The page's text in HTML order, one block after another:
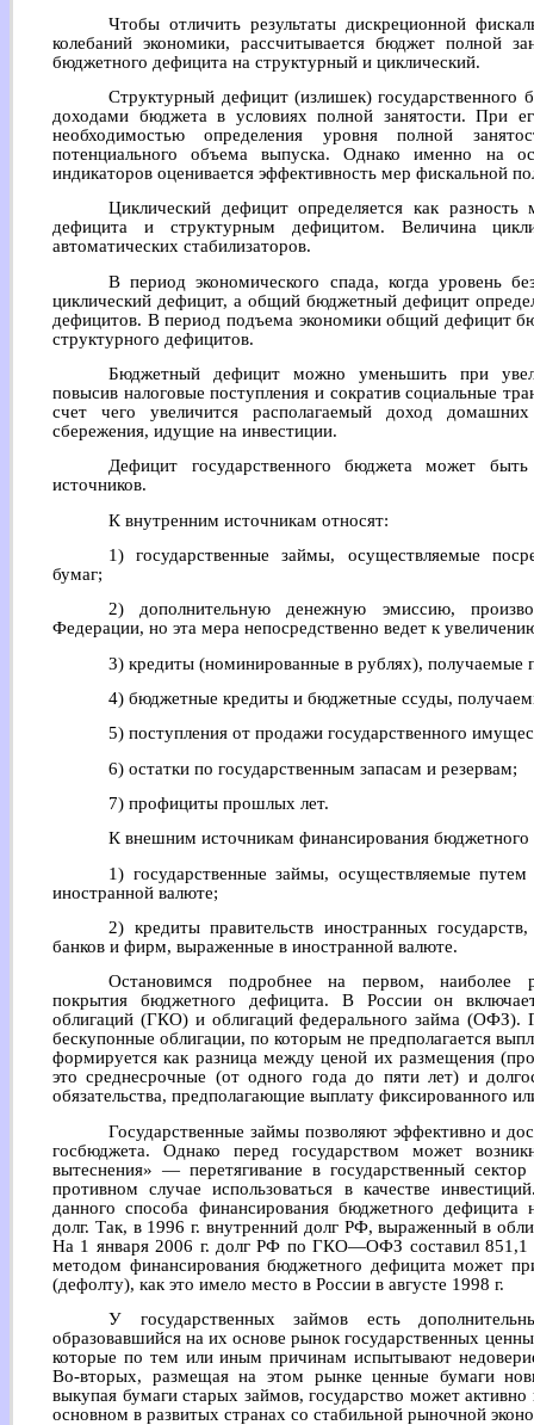
Чтобы отличить результаты дискреционной
колебаний экономики, рассчитывается бюджет полной
бюджетного дефицита на структурный и циклический.
Структурный дефицит (излишек)
доходами бюджета в условиях полной занятости. При
необходимостью определения уровня полной
потенциального объема выпуска. Однако именно на
индикаторов оценивается эффективность мер фискальной
Циклический дефицит определяется как
дефицита и структурным дефицитом. Величина
автоматических стабилизаторов.
В период экономического спада, когда уровень
циклический дефицит, а общий бюджетный дефицит
дефицитов. В период подъема экономики общий дефицит
структурного дефицитов.
Бюджетный дефицит можно уменьшить при
повысив налоговые поступления и сократив социальные
счет чего увеличится располагаемый доход
сбережения, идущие на инвестиции.
Дефицит государственного бюджета может
источников.
К внутренним источникам относят:
1) государственные займы, осуществляемые
бумаг;
2) дополнительную денежную эмиссию,
Федерации, но эта мера непосредственно ведет к
3) кредиты (номинированные в рублях), получаемые
4) бюджетные кредиты и бюджетные ссуды,
5) поступления от продажи государственного
6) остатки по государственным запасам и резервам;
7) профициты прошлых лет.
К внешним источникам финансирования бюджетного
1) государственные займы, осуществляемые
иностранной валюте;
2) кредиты правительств иностранных
банков и фирм, выраженные в иностранной валюте.
Остановимся подробнее на первом, наиболее
покрытия бюджетного дефицита. В России он
облигаций (ГКО) и облигаций федерального займа
бескупонные облигации, по которым не предполагается
формируется как разница между ценой их размещения
это среднесрочные (от одного года до пяти лет) и
обязательства, предполагающие выплату фиксированного
Государственные займы позволяют эффективно и
госбюджета. Однако перед государством может
вытеснения» — перетягивание в государственный
противном случае использоваться в качестве
данного способа финансирования бюджетного дефицита
долг. Так, в 1996 г. внутренний долг РФ, выраженный в
На 1 января 2006 г. долг РФ по ГКО—ОФЗ составил 851,1
методом финансирования бюджетного дефицита может
(дефолту), как это имело место в России в августе 1998 г.
У государственных займов есть
образовавшийся на их основе рынок государственных
которые по тем или иным причинам испытывают
Во-вторых, размещая на этом рынке ценные бумаги
выкупая бумаги старых займов, государство может активно
основном в развитых странах со стабильной рыночной